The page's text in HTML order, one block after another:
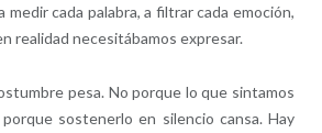
medir cada palabra, a filtrar cada emoción,
realidad necesitábamos expresar.
pesa. No porque lo que sintamos
sostenerlo en silencio cansa. Hay